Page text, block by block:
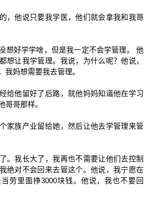
，他说只要我学医，他们就会拿我和我哥
想好学学啥，但是我一定不会学管理。 他
想让我学管理。我说，为什么呢？他说，
我妈想需要我去管理。
给他留好了后路，就他妈妈知道他在学习
哥哥那样。
家族产业留给她，然后让他去学管理来管
。我长大了，我再也不需要让他们去控制
绝对不会回来去管这个。他说，我宁愿在
劳里面挣3000块钱。他说，我也不要回